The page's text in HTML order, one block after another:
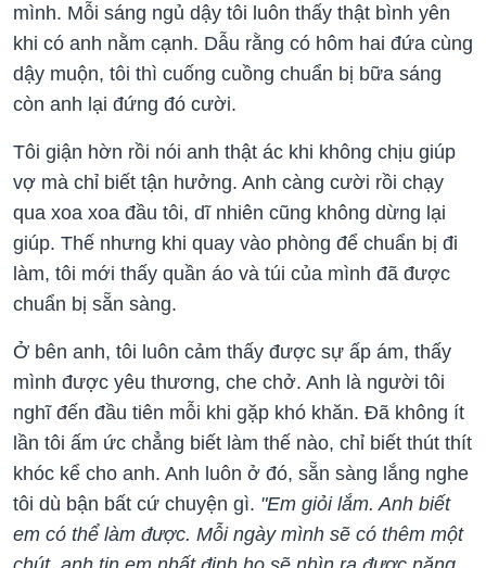
mình. Mỗi sáng ngủ dậy tôi luôn thấy thật bình yên
khi có anh nằm cạnh. Dẫu rằng có hôm hai đứa cùng
dậy muộn, tôi thì cuống cuồng chuẩn bị bữa sáng
còn anh lại đứng đó cười.
Tôi giận hờn rồi nói anh thật ác khi không chịu giúp
vợ mà chỉ biết tận hưởng. Anh càng cười rồi chạy
qua xoa xoa đầu tôi, dĩ nhiên cũng không dừng lại
giúp. Thế nhưng khi quay vào phòng để chuẩn bị đi
làm, tôi mới thấy quần áo và túi của mình đã được
chuẩn bị sẵn sàng.
Ở bên anh, tôi luôn cảm thấy được sự ấp ám, thấy
mình được yêu thương, che chở. Anh là người tôi
nghĩ đến đầu tiên mỗi khi gặp khó khăn. Đã không ít
lần tôi ấm ức chẳng biết làm thế nào, chỉ biết thút thít
khóc kể cho anh. Anh luôn ở đó, sẵn sàng lắng nghe
tôi dù bận bất cứ chuyện gì. "Em giỏi lắm. Anh biết
em có thể làm được. Mỗi ngày mình sẽ có thêm một